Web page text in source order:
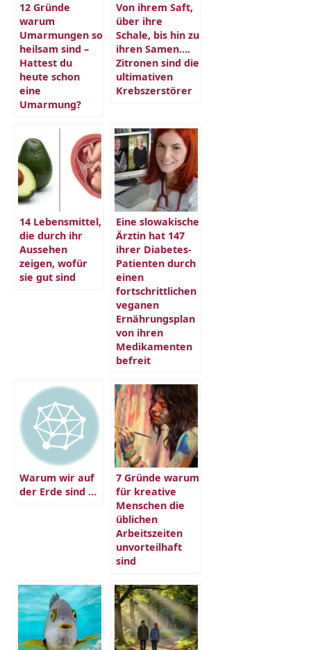
12 Gründe
warum
Umarmungen so
heilsam sind –
Hattest du
heute schon
eine
Umarmung?
Von ihrem Saft,
über ihre
Schale, bis hin zu
ihren Samen….
Zitronen sind die
ultimativen
Krebszerstörer
14 Lebensmittel,
die durch ihr
Aussehen
zeigen, wofür
sie gut sind
Eine slowakische
Ärztin hat 147
ihrer Diabetes-
Patienten durch
einen
fortschrittlichen
veganen
Ernährungsplan
von ihren
Medikamenten
befreit
Warum wir auf
der Erde sind …
7 Gründe warum
für kreative
Menschen die
üblichen
Arbeitszeiten
unvorteilhaft
sind